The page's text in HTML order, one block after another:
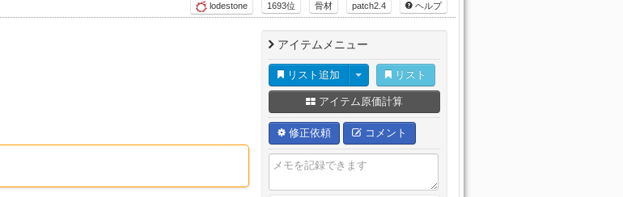
ヘルプ
patch2.4
骨材
1693位
lodestone
アイテムメニュー
リスト追加 リスト
アイテム原価計算
修正依頼 コメント